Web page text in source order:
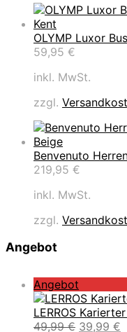
OLYMP Luxor
59,95 €
inkl. MwSt.
zzgl.
Benvenuto
219,95 €
inkl. MwSt.
zzgl.
Angebot
Angebot
r
o
d
LERROS
49,99€ U
39,99 €